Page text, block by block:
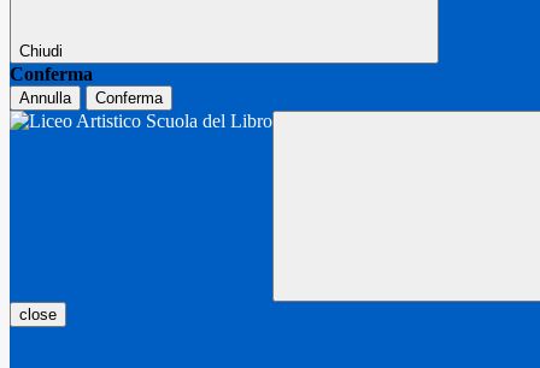
Chiudi
Conferma
Annulla Conferma
close